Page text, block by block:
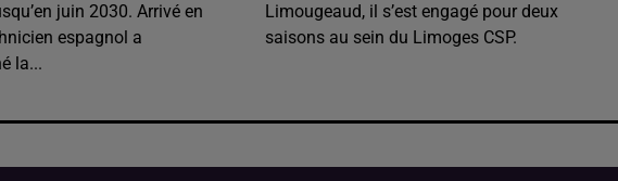
juin 2030. Arrivé en
espagnol a
la...
Limougeaud, il s’est engagé pour deux
saisons au sein du Limoges CSP.